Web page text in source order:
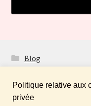
Blog
Politique relative aux
privée